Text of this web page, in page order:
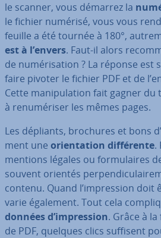
le scanner, vous démarrez la
le fichier numérisé, vous vous
feuille a été tournée à 180°,
est à l’envers. Faut-il alors
de nu­mé­ri­sa­tion ? La réponse est
faire pivoter le fichier PDF et de
Cette ma­ni­pu­la­tion fait gagner du
à re­nu­mé­ri­ser les mêmes pages.
Les dépliants, brochures et bons
ment une orien­ta­tion dif­fé­rente.
mentions légales ou for­mu­laires
souvent orientés
contenu. Quand l’im­pres­sion doit
varie également. Tout cela
données d’im­pres­sion. Grâce à
de PDF, quelques clics suffisent